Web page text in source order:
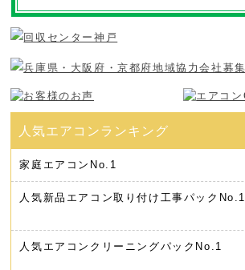
家庭エアコン No.1
人気新品エアコン取り付け工事パック No.1
人気エアコンクリーニングパック No.1